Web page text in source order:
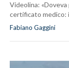
Videolina:
certificato medico:
Fabiano Gaggini